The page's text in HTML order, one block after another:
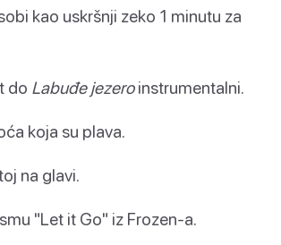
kao uskršnji zeko 1 minutu za
do Labuđe jezeroinstrumentalni.
koja su plava.
na glavi.
"Let it Go" iz Frozen-a.